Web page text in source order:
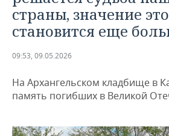
ТАТАРСТАН
УДМУРТИЯ
АНАЛИТИКА
НОВОСТИ АНАЛИТИКИ
ДЕКЛАРАЦИИ О ДОХОДАХ
КОРОЛИ ГОСЗАКАЗА ПФО
ЭКОНОМИКА
НОВОСТИ ЭКОНОМИКИ
ФИНАНСЫ
ПРОМЫШЛЕННОСТЬ
НОВОСТИ
ПРОМЫШЛЕННОСТИ
АГРОПРОМ
НЕДВИЖИМОСТЬ
страны, значение
становится еще
09:53, 09.05.2026
На Архангельском кладбище в
память погибших в Великой